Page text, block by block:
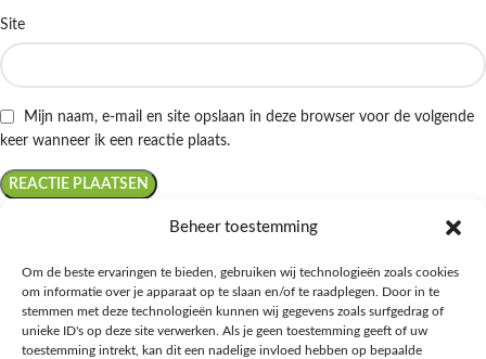
Beheer toestemming
Om de beste ervaringen te bieden, gebruiken wij technologieën zoals cookies
om informatie over je apparaat op te slaan en/of te raadplegen. Door in te
stemmen met deze technologieën kunnen wij gegevens zoals surfgedrag of
unieke ID's op deze site verwerken. Als je geen toestemming geeft of uw
toestemming intrekt, kan dit een nadelige invloed hebben op bepaalde
Site
Mijn naam, e-mail en site opslaan in deze browser voor de volgende
keer wanneer ik een reactie plaats.
Ontdek de beste keto-vriendelijke keuzes van Albert Heijn, verrijk je
kennis met onze diepgaande blogs over het keto-dieet, en deel jouw
favoriete keto recepten in onze bruisende online gemeenschap!